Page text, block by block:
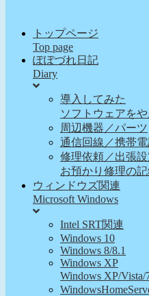
トップページ
Top page
ぽぽづれ日記
Diary
導入してみた
ソフトウェアを
周辺機器／パーツ
通信回線／携帯
修理依頼／出張設
お預かり修理の
ウィンドウズ関連
Microsoft Windows
Intel SRT関連
Windows 10
Windows 8/8.1
Windows XP
Windows XP/Vista/